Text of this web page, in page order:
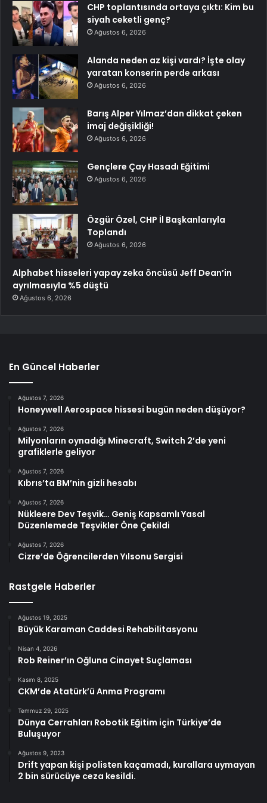
CHP toplantısında ortaya çıktı: Kim bu
siyah ceketli genç?
Ağustos 6, 2026
Alanda neden az kişi vardı? İşte olay
yaratan konserin perde arkası
Ağustos 6, 2026
Barış Alper Yılmaz’dan dikkat çeken
imaj değişikliği!
Ağustos 6, 2026
Gençlere Çay Hasadı Eğitimi
Ağustos 6, 2026
Özgür Özel, CHP İl Başkanlarıyla
Toplandı
Ağustos 6, 2026
Alphabet hisseleri yapay zeka öncüsü Jeff Dean’in
ayrılmasıyla %5 düştü
Ağustos 6, 2026
En Güncel Haberler
Ağustos 7, 2026
Honeywell Aerospace hissesi bugün neden düşüyor?
Ağustos 7, 2026
Milyonların oynadığı Minecraft, Switch 2’de yeni
grafiklerle geliyor
Ağustos 7, 2026
Kıbrıs’ta BM’nin gizli hesabı
Ağustos 7, 2026
Nükleere Dev Teşvik… Geniş Kapsamlı Yasal
Düzenlemede Teşvikler Öne Çekildi
Ağustos 7, 2026
Cizre’de Öğrencilerden Yılsonu Sergisi
Rastgele Haberler
Ağustos 19, 2025
Büyük Karaman Caddesi Rehabilitasyonu
Nisan 4, 2026
Rob Reiner’ın Oğluna Cinayet Suçlaması
Kasım 8, 2025
CKM’de Atatürk’ü Anma Programı
Temmuz 29, 2025
Dünya Cerrahları Robotik Eğitim için Türkiye’de
Buluşuyor
Ağustos 9, 2023
Drift yapan kişi polisten kaçamadı, kurallara uymayan
2 bin sürücüye ceza kesildi.